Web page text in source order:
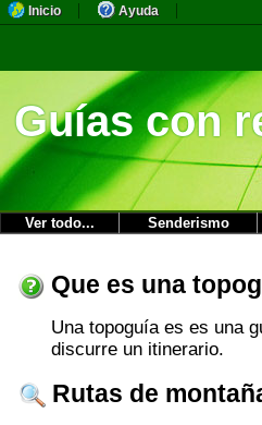
Inicio Ayuda
Guías con
Ver todo... Senderismo
Que es una
Una topoguía es es una
discurre un itinerario.
Rutas de